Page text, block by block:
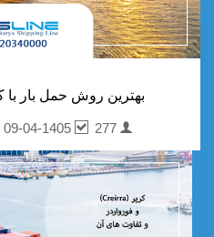
بهترین روش حمل بار با
mirsaberi mahdi
09-04-1405 277